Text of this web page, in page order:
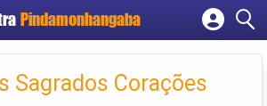
Pindamonhangaba
Cadastrar empresa
Criar conta
Sagrados Corações